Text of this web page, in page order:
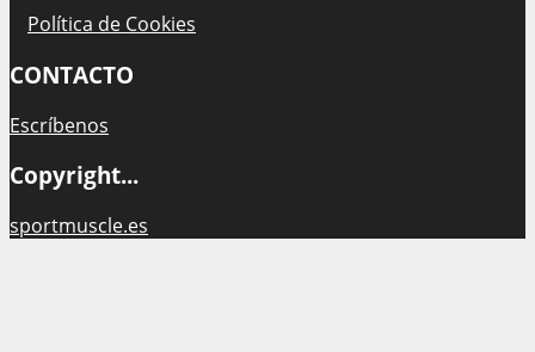
Política de Cookies
CONTACTO
Escríbenos
Copyright...
sportmuscle.es